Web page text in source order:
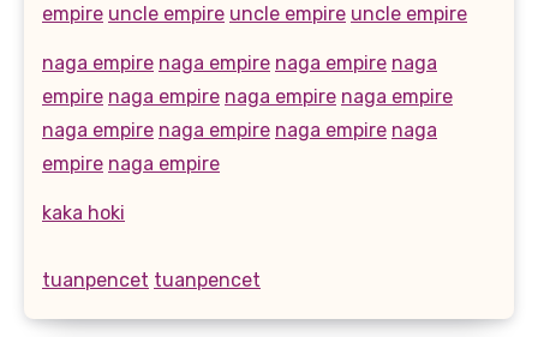
empire uncle empire uncle empire uncle empire
naga empire naga empire naga empire naga
empire naga empire naga empire naga empire
naga empire naga empire naga empire naga
empire naga empire
kaka hoki
tuanpencet tuanpencet